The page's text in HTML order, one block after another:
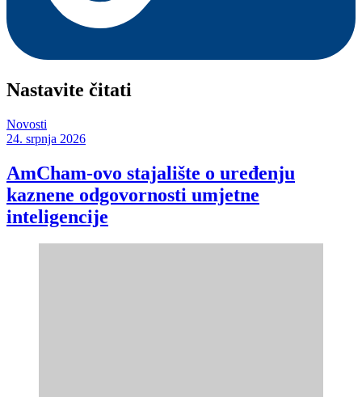
Nastavite čitati
Novosti
24. srpnja 2026
AmCham-ovo stajalište o uređenju
kaznene odgovornosti umjetne
inteligencije